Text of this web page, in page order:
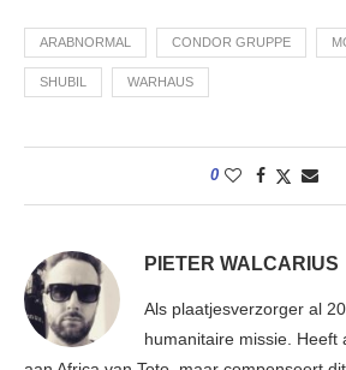
ARABNORMAL CONDOR GRUPPE
SHUBIL WARHAUS
0
PIETER WALCARIUS
Als plaatjesverzorger al
humanitaire missie. Heeft